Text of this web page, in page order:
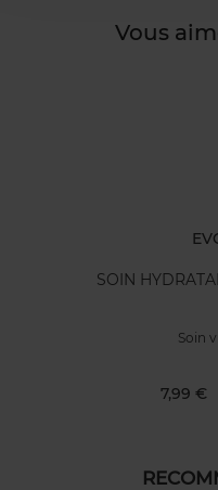
Vous
SOIN
Soin
7,99 €